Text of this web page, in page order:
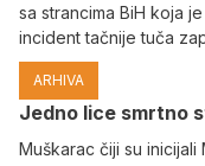
sa strancima BiH koja
incident tačnije tuča
ARHIVA
Јedno lice smrtno
Muškarac čiji su